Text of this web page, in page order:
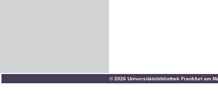
© 2026 Universitätsbibliothek Frankfurt am